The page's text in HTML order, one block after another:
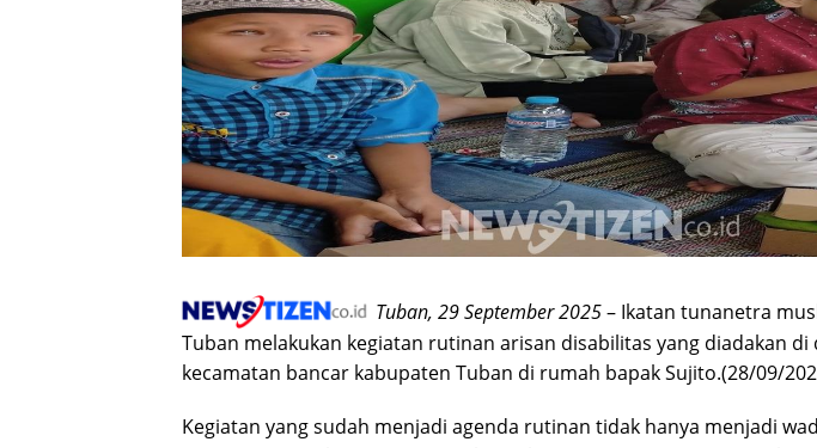
Tuban, 29 September 2025– Ikatan tunanetra
Tuban melakukan kegiatan rutinan arisan disabilitas yang diadakan di
kecamatan bancar kabupaten Tuban di rumah bapak Sujito.(28/09/
Kegiatan yang sudah menjadi agenda rutinan tidak hanya menjadi